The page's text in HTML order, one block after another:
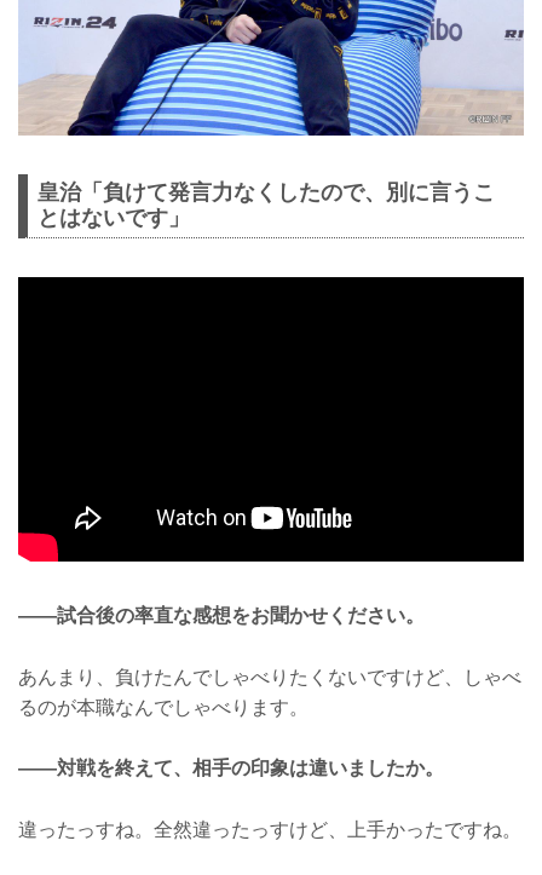
皇治「負けて発言力なくしたので、別に言うこ
とはないです」
——試合後の率直な感想をお聞かせください。
あんまり、負けたんでしゃべりたくないですけど、しゃべ
るのが本職なんでしゃべります。
——対戦を終えて、相手の印象は違いましたか。
違ったっすね。全然違ったっすけど、上手かったですね。